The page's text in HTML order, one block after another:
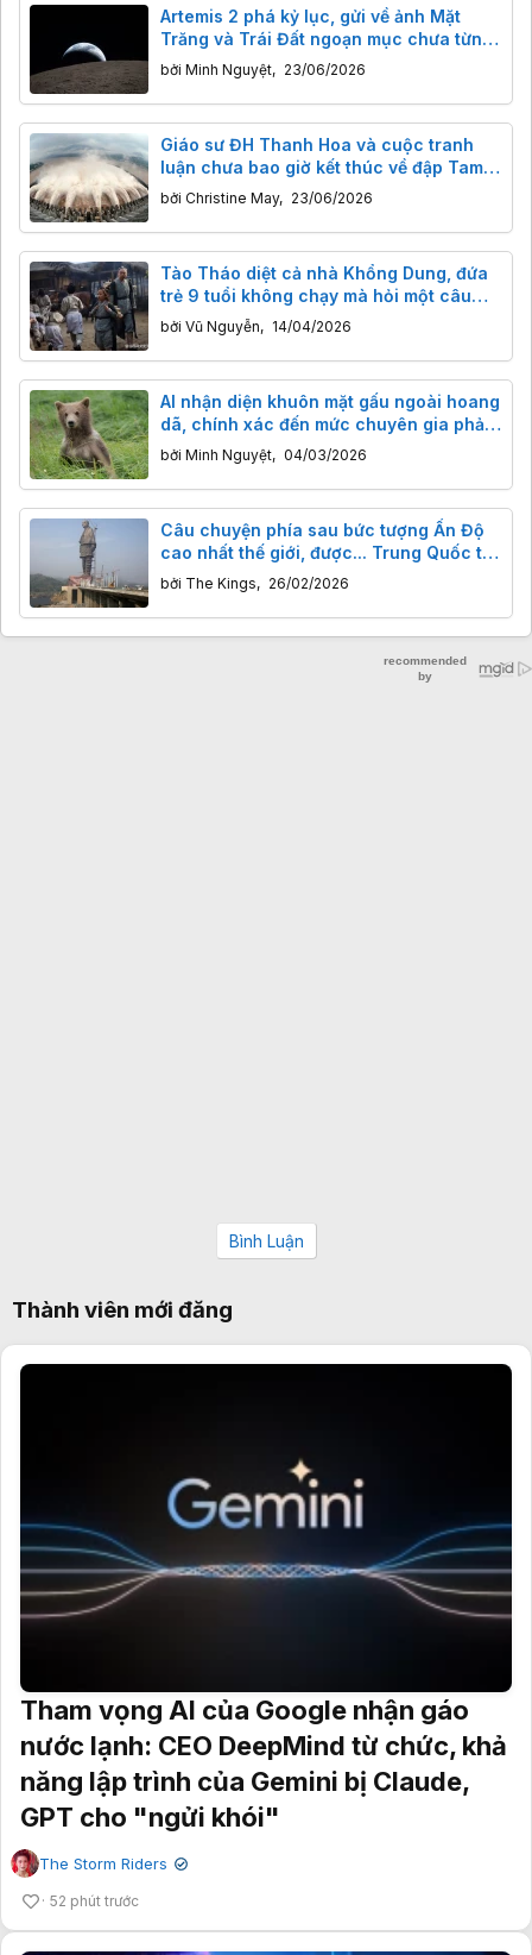
Artemis 2 phá kỷ lục, gửi về ảnh Mặt
Trăng và Trái Đất ngoạn mục chưa từng
thấy
bởi Minh Nguyệt, 23/06/2026
Giáo sư ĐH Thanh Hoa và cuộc tranh
luận chưa bao giờ kết thúc về đập Tam
Hiệp
bởi Christine May, 23/06/2026
Tào Tháo diệt cả nhà Khổng Dung, đứa
trẻ 9 tuổi không chạy mà hỏi một câu
khiến lịch sử rúng động suốt 1800 năm
bởi Vũ Nguyễn, 14/04/2026
AI nhận diện khuôn mặt gấu ngoài hoang
dã, chính xác đến mức chuyên gia phải
ngạc nhiên
bởi Minh Nguyệt, 04/03/2026
Câu chuyện phía sau bức tượng Ấn Độ
cao nhất thế giới, được... Trung Quốc tạc
nên
bởi The Kings, 26/02/2026
Bình Luận
Thành viên mới đăng
Tham vọng AI của Google nhận gáo
nước lạnh: CEO DeepMind từ chức, khả
năng lập trình của Gemini bị Claude,
GPT cho "ngửi khói"
The Storm Riders ✔
52 phút trước